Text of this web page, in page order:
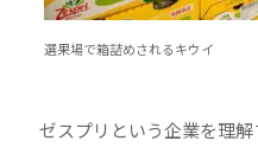
選果場で箱詰めされるキウイ
ゼスプリという企業を理